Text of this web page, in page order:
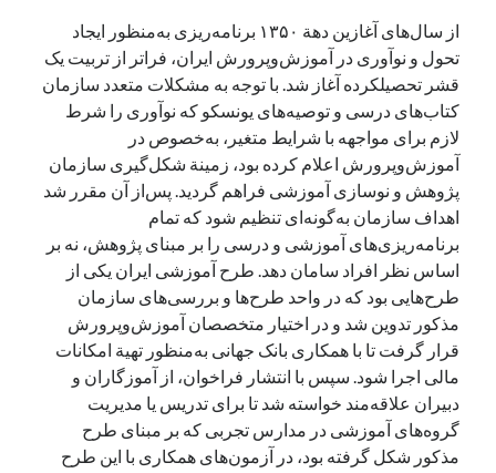
از سال‌های آغازین دهة ۱۳۵۰‌ برنامه‌ریزی به‌منظور ایجاد
تحول و نوآوری در آموزش‌وپرورش ایران،‌ فراتر از تربیت یک
قشر تحصیلکرده آغاز شد. با توجه به مشکلات متعدد سازمان
کتاب‌های درسی و توصیه‌های یونسکو که نوآوری را شرط
لازم برای مواجهه با شرایط متغیر، به‌خصوص در
آموزش‌وپرورش اعلام کرده بود، زمینة شکل‌گیری سازمان
پژوهش و نوسازی آموزشی فراهم گردید. پس‌از آن مقرر شد
اهداف سازمان به‌گونه‌ای تنظیم شود که تمام
برنامه‌ریزی‌های آموزشی و درسی را بر مبنای پژوهش، نه بر
اساس نظر افراد سامان دهد. طرح آموزشی ایران یکی از
طرح‌هایی بود که در واحد طرح‌ها و بررسی‌های سازمان
مذکور تدوین شد و در اختیار متخصصان آموزش‌وپرورش
قرار گرفت تا با همکاری بانک جهانی به‌منظور تهیة امکانات
مالی اجرا شود. سپس با انتشار فراخوان، از آموزگاران و
دبیران علاقه‌مند خواسته شد تا برای تدریس یا مدیریت
گروه‌های آموزشی در مدارس تجربی که بر مبنای طرح
مذکور شکل گرفته بود، در آزمون‌های همکاری با این طرح